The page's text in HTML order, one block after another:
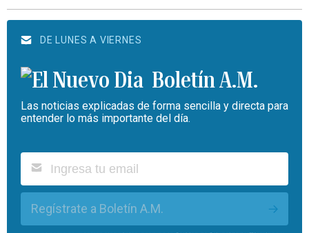
DE LUNES A VIERNES
Boletín A.M.
Las noticias explicadas de forma sencilla y directa para
entender lo más importante del día.
Regístrate a Boletín A.M.